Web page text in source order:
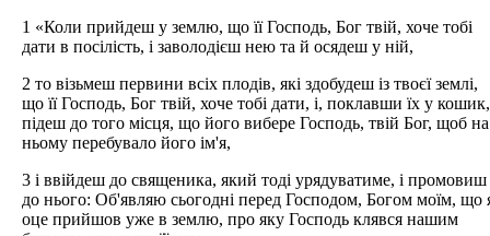
1 «Коли прийдеш у землю, що її Господь, Бог твій, хоче тобі
дати в посілість, і заволодієш нею та й осядеш у ній,
2 то візьмеш первини всіх плодів, які здобудеш із твоєї землі,
що її Господь, Бог твій, хоче тобі дати, і, поклавши їх у кошик,
підеш до того місця, що його вибере Господь, твій Бог, щоб на
ньому перебувало його ім'я,
3 і ввійдеш до священика, який тоді урядуватиме, і промовиш
до нього: Об'являю сьогодні перед Господом, Богом моїм, що
оце прийшов уже в землю, про яку Господь клявся нашим